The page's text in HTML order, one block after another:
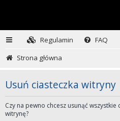
Regulamin
FAQ
Strona główna
Usuń ciasteczka witryny
Czy na pewno chcesz usunąć
witrynę?